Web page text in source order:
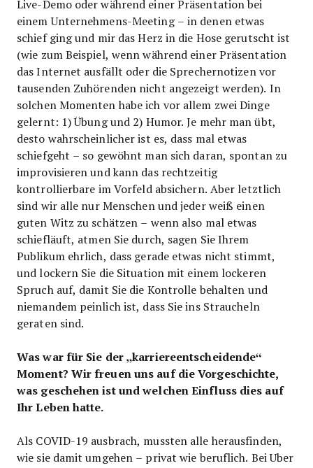
Live-Demo oder während einer Präsentation bei
einem Unternehmens-Meeting – in denen etwas
schief ging und mir das Herz in die Hose gerutscht ist
(wie zum Beispiel, wenn während einer Präsentation
das Internet ausfällt oder die Sprechernotizen vor
tausenden Zuhörenden nicht angezeigt werden). In
solchen Momenten habe ich vor allem zwei Dinge
gelernt: 1) Übung und 2) Humor. Je mehr man übt,
desto wahrscheinlicher ist es, dass mal etwas
schiefgeht – so gewöhnt man sich daran, spontan zu
improvisieren und kann das rechtzeitig
kontrollierbare im Vorfeld absichern. Aber letztlich
sind wir alle nur Menschen und jeder weiß einen
guten Witz zu schätzen – wenn also mal etwas
schiefläuft, atmen Sie durch, sagen Sie Ihrem
Publikum ehrlich, dass gerade etwas nicht stimmt,
und lockern Sie die Situation mit einem lockeren
Spruch auf, damit Sie die Kontrolle behalten und
niemandem peinlich ist, dass Sie ins Straucheln
geraten sind.
Was war für Sie der „karriereentscheidende“
Moment? Wir freuen uns auf die Vorgeschichte,
was geschehen ist und welchen Einfluss dies auf
Ihr Leben hatte.
Als COVID-19 ausbrach, mussten alle herausfinden,
wie sie damit umgehen – privat wie beruflich. Bei Uber